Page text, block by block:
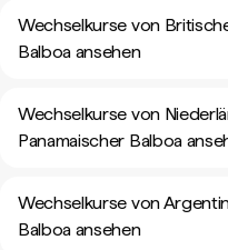
Wechselkurse von
Balboa ansehen
Wechselkurse von
Panamaischer Balboa
Wechselkurse von
Balboa ansehen